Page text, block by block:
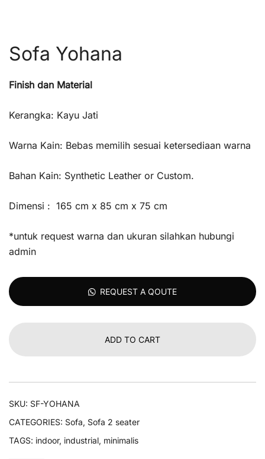
Sofa Yohana
Finish dan Material
Kerangka: Kayu Jati
Warna Kain: Bebas memilih sesuai ketersediaan warna
Bahan Kain: Synthetic Leather or Custom.
Dimensi : 165 cm x 85 cm x 75 cm
*untuk request warna dan ukuran silahkan hubungi
admin
REQUEST A QOUTE
ADD TO CART
SKU: SF-YOHANA
CATEGORIES: Sofa, Sofa 2 seater
TAGS: indoor, industrial, minimalis